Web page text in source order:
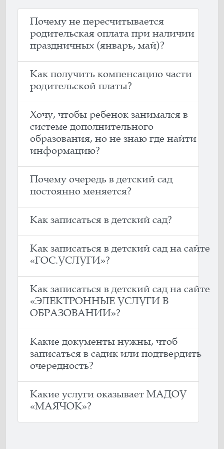
Почему не пересчитывается
родительская оплата при наличии
праздничных (январь, май)?
Как получить компенсацию части
родительской платы?
Хочу, чтобы ребенок занимался в
системе дополнительного
образования, но не знаю где найти
информацию?
Почему очередь в детский сад
постоянно меняется?
Как записаться в детский сад?
Как записаться в детский сад на сайте
«ГОС.УСЛУГИ»?
Как записаться в детский сад на сайте
«ЭЛЕКТРОННЫЕ УСЛУГИ В
ОБРАЗОВАНИИ»?
Какие документы нужны, чтоб
записаться в садик или подтвердить
очередность?
Какие услуги оказывает МАДОУ
«МАЯЧОК»?